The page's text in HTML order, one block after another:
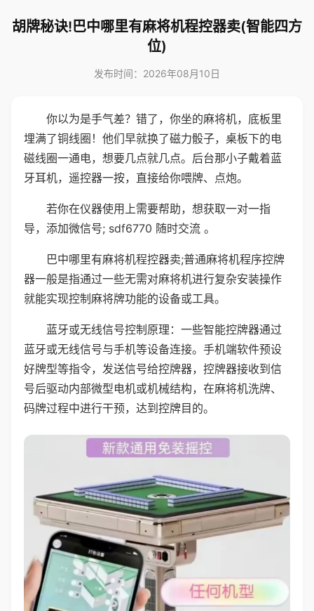
胡牌秘诀!巴中哪里有麻将机程控器卖(智能四方
位)
发布时间：2026年08月10日
你以为是手气差？错了，你坐的麻将机，底板里
埋满了铜线圈！他们早就换了磁力骰子，桌板下的电
磁线圈一通电，想要几点就几点。后台那小子戴着蓝
牙耳机，遥控器一按，直接给你喂牌、点炮。
若你在仪器使用上需要帮助，想获取一对一指
导，添加微信号; sdf6770 随时交流 。
巴中哪里有麻将机程控器卖;普通麻将机程序控牌
器一般是指通过一些无需对麻将机进行复杂安装操作
就能实现控制麻将牌功能的设备或工具。
蓝牙或无线信号控制原理：一些智能控牌器通过
蓝牙或无线信号与手机等设备连接。手机端软件预设
好牌型等指令，发送信号给控牌器，控牌器接收到信
号后驱动内部微型电机或机械结构，在麻将机洗牌、
码牌过程中进行干预，达到控牌目的。